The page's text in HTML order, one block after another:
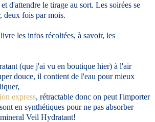
et d'attendre le tirage au sort. Les soirées se
deux fois par mois.
les infos récoltées, à savoir, les
(que j'ai vu en boutique hier) à l'air
douce, il contient de l'eau pour mieux
express, rétractable donc on peut l'importer
en synthétiques pour ne pas absorber
Veil Hydratant!